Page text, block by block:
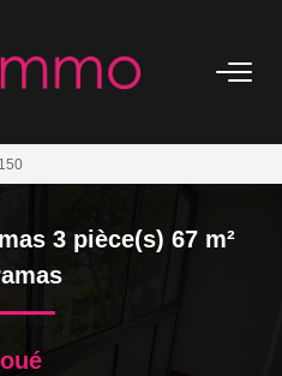
3 pièce(s) 67 m²